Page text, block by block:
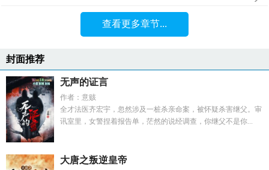
查看更多章节...
封面推荐
无声的证言
作者：意赅
全才法医齐宏宇，忽然涉及一桩杀亲命案，被怀疑杀害继父。审
讯室里，女警捏着报告单，茫然的说经调查，你继父不是你...
大唐之叛逆皇帝